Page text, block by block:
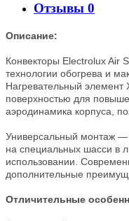
Отзывы 0
Описание:
Конвекторы Electrolux Air
технологии обогрева и
Нагревательный элемент
поверхностью для
аэродинамика корпуса,
Универсальный монтаж —
на специальных шасси в
использовании.
дополнительные
Отличительные